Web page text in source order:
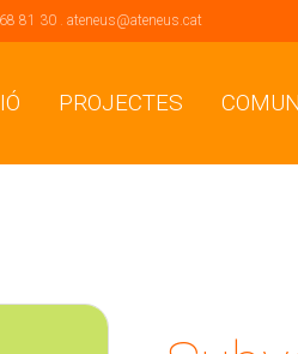
81 30 . ateneus@ateneus.cat
PROJECTES